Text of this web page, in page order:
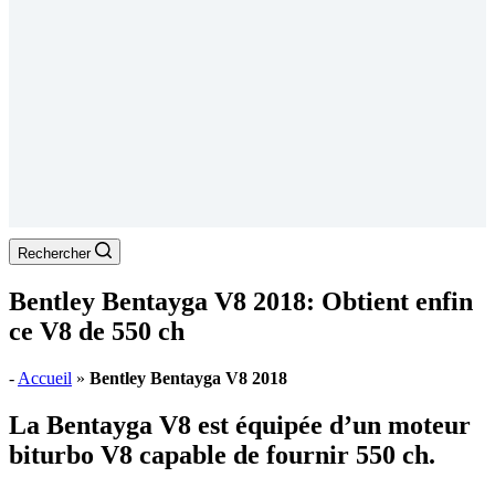
Rechercher
Bentley Bentayga V8 2018: Obtient enfin
ce V8 de 550 ch
- Accueil » Bentley Bentayga V8 2018
La Bentayga V8 est équipée d’un moteur
biturbo V8 capable de fournir 550 ch.